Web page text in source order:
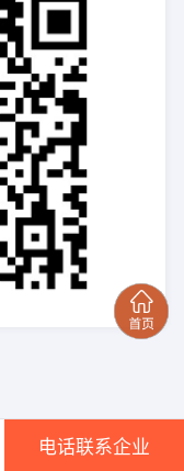
电话联系企业